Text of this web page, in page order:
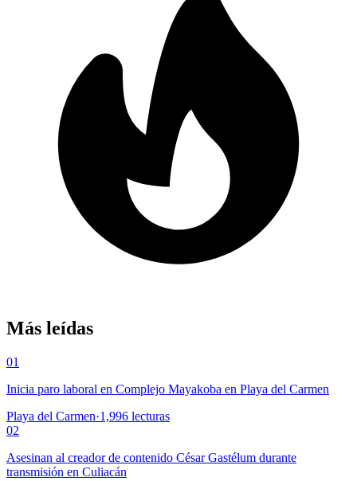
Más leídas
01
Inicia paro laboral en Complejo Mayakoba en Playa del Carmen
Playa del Carmen·1,996 lecturas
02
Asesinan al creador de contenido César Gastélum durante
transmisión en Culiacán